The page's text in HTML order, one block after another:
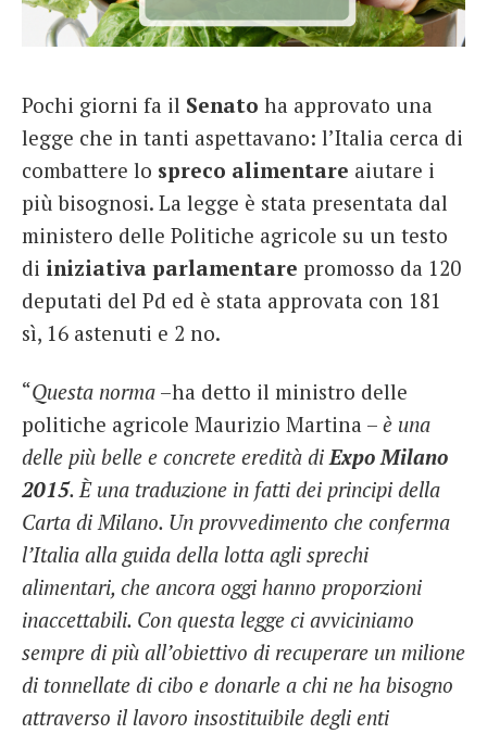
Spanish
Italiano
Pochi giorni fa il Senato ha approvato una
legge che in tanti aspettavano: l’Italia cerca di
combattere lo spreco alimentare aiutare i
più bisognosi. La legge è stata presentata dal
ministero delle Politiche agricole su un testo
di iniziativa parlamentare promosso da 120
deputati del Pd ed è stata approvata con 181
sì, 16 astenuti e 2 no.
“Questa norma –ha detto il ministro delle
politiche agricole Maurizio Martina – è una
delle più belle e concrete eredità di Expo Milano
2015. È una traduzione in fatti dei principi della
Carta di Milano. Un provvedimento che conferma
l’Italia alla guida della lotta agli sprechi
alimentari, che ancora oggi hanno proporzioni
inaccettabili. Con questa legge ci avviciniamo
sempre di più all’obiettivo di recuperare un milione
di tonnellate di cibo e donarle a chi ne ha bisogno
attraverso il lavoro insostituibile degli enti